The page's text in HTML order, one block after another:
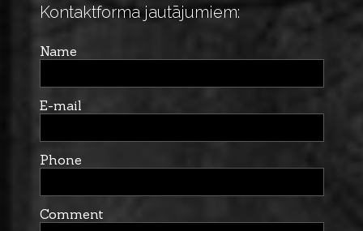
Kontaktforma jautājumiem:
Name
E-mail
Phone
Comment